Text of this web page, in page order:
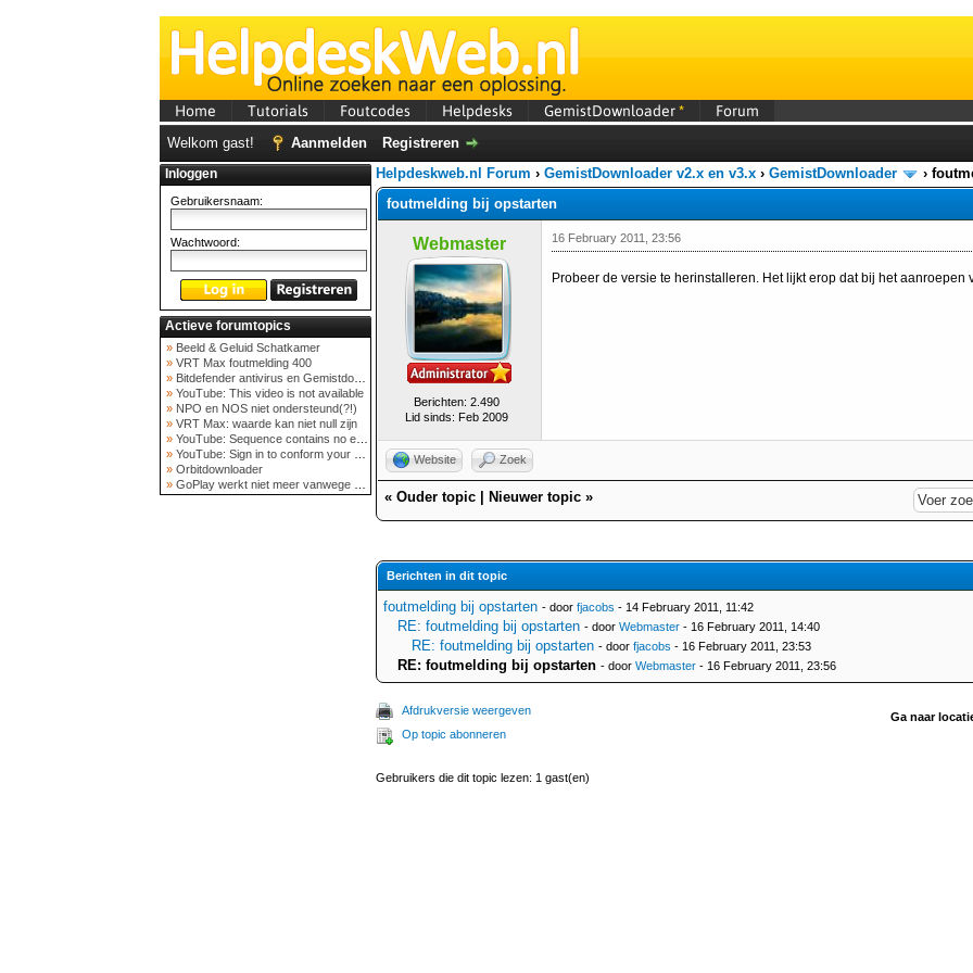
Home Tutorials Foutcodes Helpdesks GemistDownloader* Forum
Welkom gast! Aanmelden Registreren
Inloggen
Gebruikersnaam:
Wachtwoord:
Actieve forumtopics
» Beeld & Geluid Schatkamer
» VRT Max foutmelding 400
» Bitdefender antivirus en Gemistdowloader
» YouTube: This video is not available
» NPO en NOS niet ondersteund(?!)
» VRT Max: waarde kan niet null zijn
» YouTube: Sequence contains no elements
» YouTube: Sign in to conform your not a bot
» Orbitdownloader
» GoPlay werkt niet meer vanwege nieuwe webadres
Helpdeskweb.nl Forum › GemistDownloader v2.x en v3.x › GemistDownloader ›
foutmelding bij opstarten
Webmaster
Berichten: 2.490
Lid sinds: Feb 2009
16 February 2011, 23:56
Probeer de versie te herinstalleren. Het lijkt erop dat bij het aanroepen
Website Zoek
« Ouder topic Nieuwer topic »
Berichten in dit topic
foutmelding bij opstarten - door fjacobs - 14 February 2011, 11:42
RE: foutmelding bij opstarten - door Webmaster - 16 February 2011, 14:40
RE: foutmelding bij opstarten - door fjacobs - 16 February 2011, 23:53
RE: foutmelding bij opstarten - door Webmaster - 16 February 2011, 23:56
Afdrukversie weergeven
Op topic abonneren
Ga naar
Gebruikers die dit topic lezen: 1 gast(en)